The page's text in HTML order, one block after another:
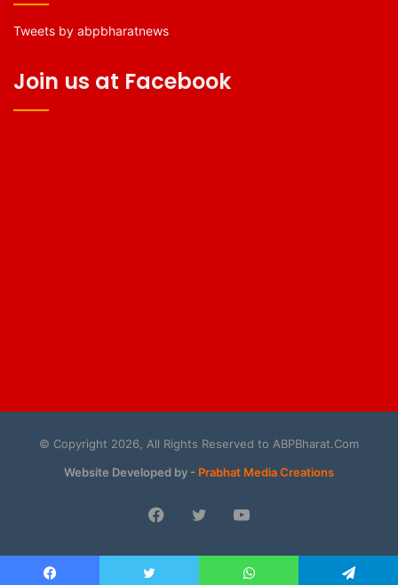
Tweets by abpbharatnews
Join us at Facebook
© Copyright 2026, All Rights Reserved to ABPBharat.Com
Website Developed by - Prabhat Media Creations
Facebook
TwitterYouTube